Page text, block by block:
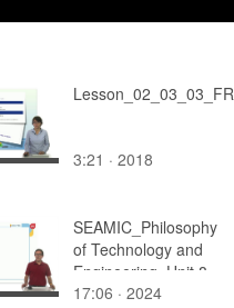
Lesson_02_03_03_FR
3:21 · 2018
SEAMIC_Philosophy
of Technology and
Engineering. Unit 8.
Risk and Technology
17:06 · 2024